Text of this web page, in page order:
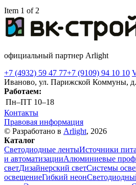
Item 1 of 2
официальный партнер Arlight
+7 (4932) 59 47 77+7 (9109) 94 10 10
Иваново, ул. Парижской Коммуны,
Работаем:
Пн–ПТ 10–18
Контакты
Правовая информация
© Разработано в Arlight, 2026
Каталог
Светодиодные лентыИсточники
и автоматизацииАлюминиевые
светДизайнерский светСистемы
освещениеГибкий неон